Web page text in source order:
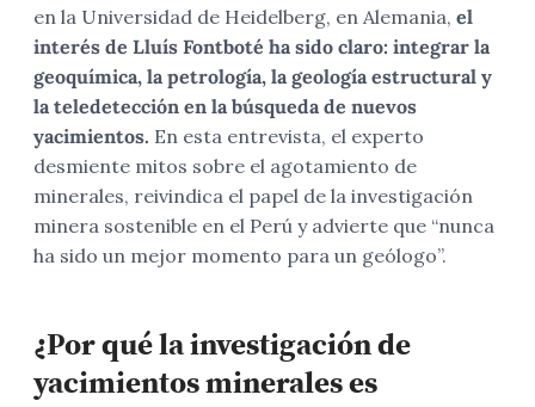
en la Universidad de Heidelberg, en Alemania, el
interés de Lluís Fontboté ha sido claro: integrar la
geoquímica, la petrología, la geología estructural y
la teledetección en la búsqueda de nuevos
yacimientos. En esta entrevista, el experto
desmiente mitos sobre el agotamiento de
minerales, reivindica el papel de la investigación
minera sostenible en el Perú y advierte que “nunca
ha sido un mejor momento para un geólogo”.
¿Por qué la investigación de
yacimientos minerales es